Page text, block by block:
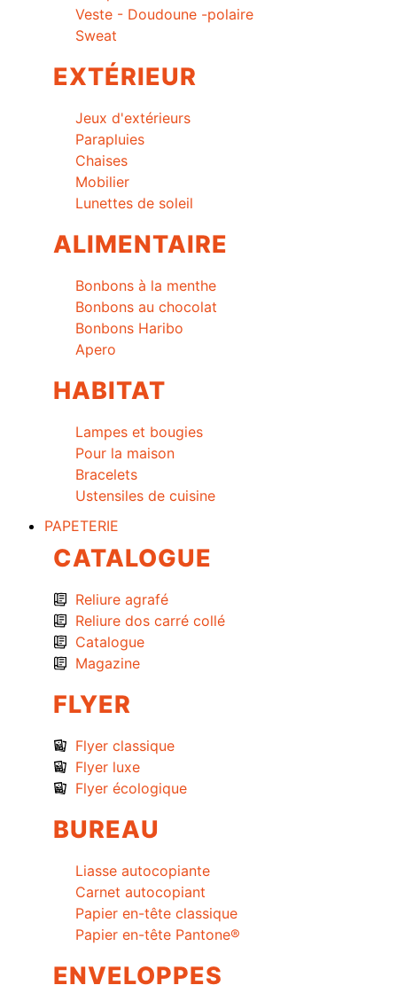
Veste - Doudoune -polaire
Sweat
EXTÉRIEUR
Jeux d'extérieurs
Parapluies
Chaises
Mobilier
Lunettes de soleil
ALIMENTAIRE
Bonbons à la menthe
Bonbons au chocolat
Bonbons Haribo
Apero
HABITAT
Lampes et bougies
Pour la maison
Bracelets
Ustensiles de cuisine
PAPETERIE
CATALOGUE
Reliure agrafé
Reliure dos carré collé
Catalogue
Magazine
FLYER
Flyer classique
Flyer luxe
Flyer écologique
BUREAU
Liasse autocopiante
Carnet autocopiant
Papier en-tête classique
Papier en-tête Pantone®
ENVELOPPES